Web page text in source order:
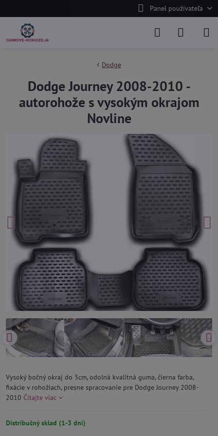
Panel používateľa
Dodge
Dodge Journey 2008-2010 -
autorohože s vysokým okrajom
Novline
Vysoký bočný okraj do 3cm, odolná kvalitná guma, čierna farba,
fixácie v rohožiach, presne spracovanie pre Dodge Journey 2008-
2010 Čítajte viac
Distribučný sklad (1-3 dni)